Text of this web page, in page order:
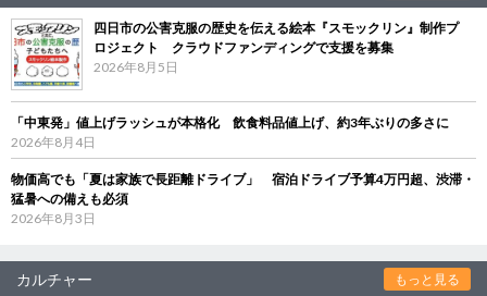
四日市の公害克服の歴史を伝える絵本『スモックリン』制作プ
ロジェクト クラウドファンディングで支援を募集
2026年8月5日
「中東発」値上げラッシュが本格化 飲食料品値上げ、約3年ぶりの多さに
2026年8月4日
物価高でも「夏は家族で長距離ドライブ」 宿泊ドライブ予算4万円超、渋滞・
猛暑への備えも必須
2026年8月3日
カルチャー もっと見る